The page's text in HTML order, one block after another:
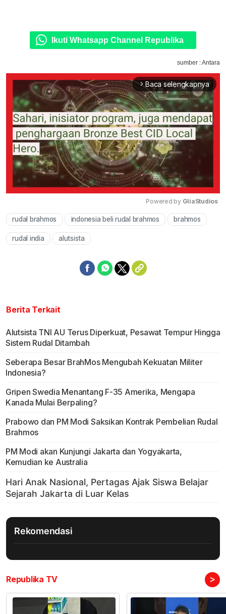
Ikuti Whatsapp Channel Republika
sumber : Antara
arrow_forward_ios Baca selengkapnya
Mute
Powered by GliaStudios
rudal brahmos indonesia beli rudal brahmos brahmos
rudal india alutsista
Berita Terkait
Alutsista TNI AU Terus Diperkuat, Pesawat Tempur Hingga
Sistem Rudal Ditambah
Seberapa Besar BrahMos Mengubah Kekuatan Militer
Indonesia?
Gripen Swedia Menantang F-35 Amerika, Mengapa
Kanada Mulai Berpaling?
Prabowo dan PM Modi Saksikan Kontrak Pembelian Rudal
Brahmos
PM Modi akan Kunjungi Jakarta dan Yogyakarta,
Kemudian ke Australia
Rekomendasi
Republika TV >